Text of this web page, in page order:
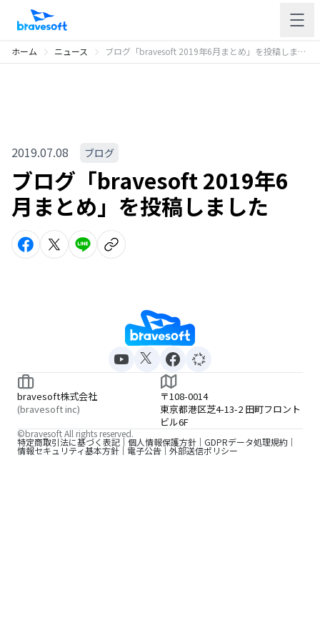
ホーム ニュース ブログ「bravesoft 2019年6月まとめ」を投稿しました
2019.07.08 ブログ
ブログ「bravesoft 2019年6
月まとめ」を投稿しました
bravesoft株式会社
(bravesoft inc)
〒108-0014
東京都港区芝4-13-2 田町フロント
ビル6F
特定商取引法に基づく表記 個人情報保護方針 GDPRデータ処理規約
情報セキュリティ基本方針 電子公告 外部送信ポリシー
©bravesoft All rights reserved.